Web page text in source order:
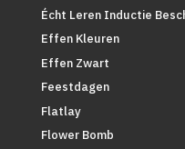
Écht Leren Inductie
Effen Kleuren
Effen Zwart
Feestdagen
Flatlay
Flower Bomb